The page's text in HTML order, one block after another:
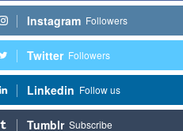
Instagram Followers
Twitter Followers
Linkedin Follow us
Tumblr Subscribe